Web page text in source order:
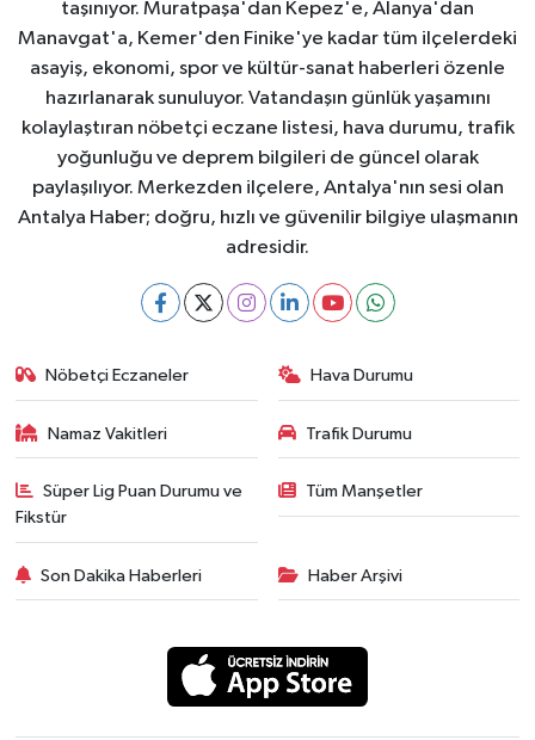
taşınıyor. Muratpaşa'dan Kepez'e, Alanya'dan
Manavgat'a, Kemer'den Finike'ye kadar tüm ilçelerdeki
asayiş, ekonomi, spor ve kültür-sanat haberleri özenle
hazırlanarak sunuluyor. Vatandaşın günlük yaşamını
kolaylaştıran nöbetçi eczane listesi, hava durumu, trafik
yoğunluğu ve deprem bilgileri de güncel olarak
paylaşılıyor. Merkezden ilçelere, Antalya'nın sesi olan
Antalya Haber; doğru, hızlı ve güvenilir bilgiye ulaşmanın
adresidir.
Nöbetçi Eczaneler Hava Durumu
Namaz Vakitleri Trafik Durumu
Süper Lig Puan Durumu ve
Fikstür
Tüm Manşetler
Son Dakika Haberleri Haber Arşivi